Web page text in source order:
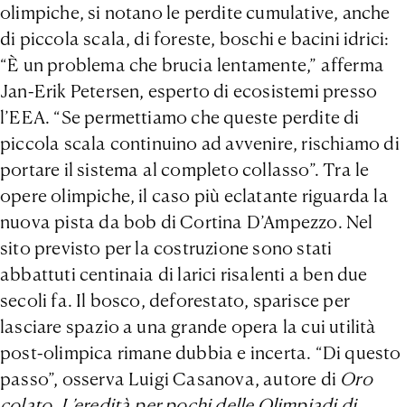
olimpiche, si notano le perdite cumulative, anche
di piccola scala, di foreste, boschi e bacini idrici:
“È un problema che brucia lentamente,” afferma
Jan-Erik Petersen, esperto di ecosistemi presso
l’EEA. “Se permettiamo che queste perdite di
piccola scala continuino ad avvenire, rischiamo di
portare il sistema al completo collasso”. Tra le
opere olimpiche, il caso più eclatante riguarda la
nuova pista da bob di Cortina D’Ampezzo. Nel
sito previsto per la costruzione sono stati
abbattuti centinaia di larici risalenti a ben due
secoli fa. Il bosco, deforestato, sparisce per
lasciare spazio a una grande opera la cui utilità
post-olimpica rimane dubbia e incerta. “Di questo
passo”, osserva Luigi Casanova, autore di Oro